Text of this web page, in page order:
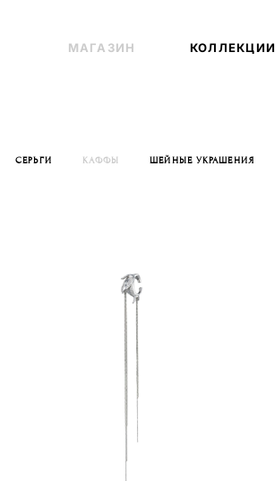
МАГАЗИН КОЛЛЕКЦИИ
МАГАЗИН КОЛЛЕКЦИИ
СЕРЬГИ КАФФЫ ШЕЙНЫЕ УКРАШЕНИЯ